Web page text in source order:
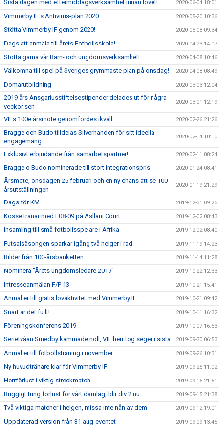
Sista dagen med eftermiddagsverksamhet innan lovet! 2020-06-04 18:01
Vimmerby IF:s Antivirus-plan 2020 2020-05-20 10:36
Stötta Vimmerby IF genom 2020! 2020-05-08 09:34
Dags att anmäla till årets Fotbollsskola! 2020-04-23 14:07
Stötta gärna vår Barn- och ungdomsverksamhet! 2020-04-08 10:46
Välkomna till spel på Sveriges grymmaste plan på onsdag! 2020-04-08 08:49
Domarutbildning 2020-03-03 12:04
2019 års Ansgariusstiftelsestipender delades ut för några
veckor sen
2020-03-01 12:19
VIFs 100e årsmöte genomfördes ikväll 2020-02-26 21:26
Bragge och Budo tilldelas Silverhanden för sitt ideella
engagemang
2020-02-14 10:10
Exklusivt erbjudande från samarbetspartner! 2020-02-11 08:24
Bragge o Budo nominerade till stort integrationspris 2020-01-24 08:41
Årsmöte, onsdagen 26 februari och en ny chans att se 100
årsutställningen
2020-01-19 21:29
Dags för KM 2019-12-31 09:25
Kosse tränar med F08-09 på Asllani Court 2019-12-02 08:43
Insamling till små fotbollsspelare i Afrika 2019-12-02 08:40
Futsalsäsongen sparkar igång två helger i rad 2019-11-19 14:23
Bilder från 100-årsbanketten 2019-11-14 11:28
Nominera "Årets ungdomsledare 2019" 2019-10-22 12:33
Intresseanmälan F/P 13 2019-10-21 15:41
Anmäl er till gratis lovaktivitet med Vimmerby IF 2019-10-21 09:42
Snart är det fullt! 2019-10-11 16:32
Föreningskonferens 2019 2019-10-07 16:53
Serietvåan Smedby kammade noll, VIF herr tog seger i sista 2019-09-30 06:53
Anmäl er till fotbollsträning i november 2019-09-26 10:31
Ny huvudtränare klar för Vimmerby IF 2019-09-25 11:02
Herrförlust i viktig streckmatch 2019-09-15 21:51
Ruggigt tung förlust för vårt damlag, blir div 2 nu 2019-09-15 21:38
Två viktiga matcher i helgen, missa inte nån av dem 2019-09-12 19:01
Uppdaterad version från 31 aug-eventet 2019-09-09 13:45